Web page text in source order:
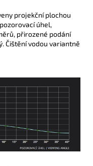
projekční plochou
úhel,
přirozené podání
Čištění vodou variantně